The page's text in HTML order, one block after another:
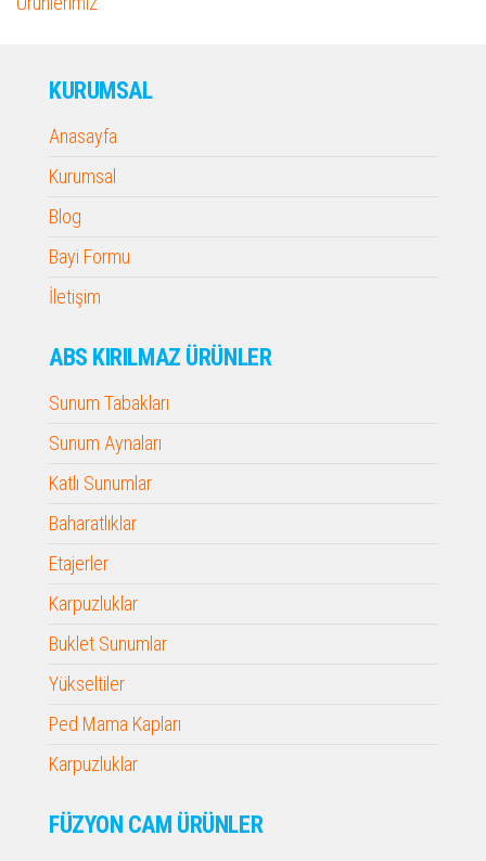
KURUMSAL
Anasayfa
Kurumsal
Blog
Bayi Formu
İletişim
ABS KIRILMAZ ÜRÜNLER
Sunum Tabakları
Sunum Aynaları
Katlı Sunumlar
Baharatlıklar
Etajerler
Karpuzluklar
Buklet Sunumlar
Yükseltiler
Ped Mama Kapları
Karpuzluklar
FÜZYON CAM ÜRÜNLER